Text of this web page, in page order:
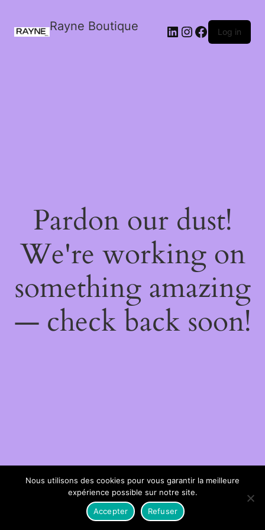
Rayne Boutique Log in
Pardon our dust!
We're working on
something amazing
— check back soon!
Nous utilisons des cookies pour vous garantir la meilleure
expérience possible sur notre site.
Accepter
Refuser